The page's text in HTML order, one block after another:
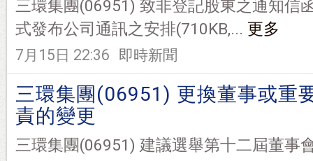
三環集團(06951) 致非登記股東之通知信
式發布公司通訊之安排(710KB,... 更多
7月15日 22:36 即時新聞
三環集團(06951) 更換董事或重
責的變更
三環集團(06951) 建議選舉第十二屆董事